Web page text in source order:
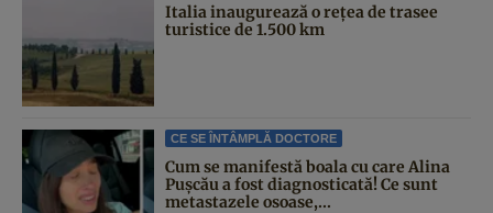
Italia inaugurează o rețea de trasee
turistice de 1.500 km
CE SE ÎNTÂMPLĂ DOCTORE
Cum se manifestă boala cu care Alina
Pușcău a fost diagnosticată! Ce sunt
metastazele osoase,...